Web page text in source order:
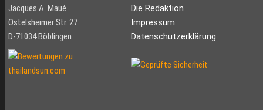
Jacques A. Maué
Ostelsheimer Str. 27
D-71034 Böblingen
Die Redaktion
Impressum
Datenschutzerklärung